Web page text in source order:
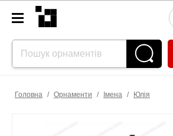
Головна / Орнаменти / Імена / Юлія